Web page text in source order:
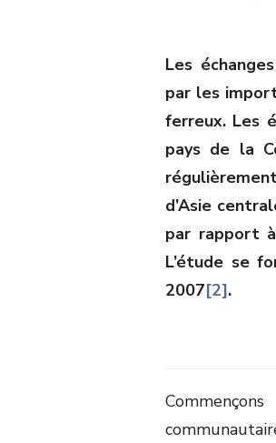
Les
par les
ferreux. Les
pays de la
d’Asie
par rapport
L’étude se
2007[2].